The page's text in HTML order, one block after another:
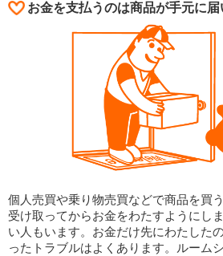
お金を支払うのは商品が手元に届
個人売買や乗り物売買などで商品を買
受け取ってからお金をわたすようにし
い人もいます。お金だけ先にわたした
ったトラブルはよくあります。ルーム